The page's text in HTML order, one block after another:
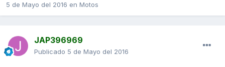
5 de Mayo del 2016 en Motos
JAP396969
Publicado 5 de Mayo del 2016